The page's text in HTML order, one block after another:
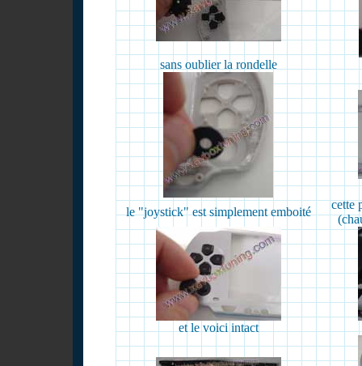
sans oublier la rondelle
le "joystick" est simplement emboité
cette
et le voici intact